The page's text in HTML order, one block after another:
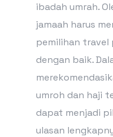
ibadah umrah.
jamaah harus
pemilihan travel
dengan baik.
umroh dan haji
dapat menjadi
ulasan